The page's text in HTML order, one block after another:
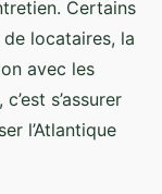
Certains
locataires, la
avec les
s’assurer
l’Atlantique